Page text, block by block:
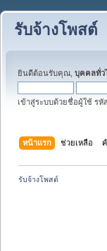
รับจ้างโพสต์
ยินดีต้อนรับคุณ, บุคคลทั่ว
เข้าสู่ระบบด้วยชื่อผู้ใช้ รหั
หน้าแรก ช่วยเหลือ
รับจ้างโพสต์